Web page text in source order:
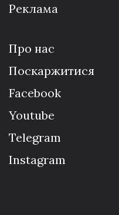
Реклама
Про нас
Поскаржитися
Facebook
Youtube
Telegram
Instagram